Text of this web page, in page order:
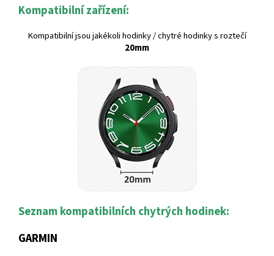
Kompatibilní zařízení:
Kompatibilní jsou jakékoli hodinky / chytré hodinky s roztečí
20mm
Seznam kompatibilních chytrých hodinek:
GARMIN